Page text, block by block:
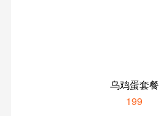
乌鸡蛋套餐
199